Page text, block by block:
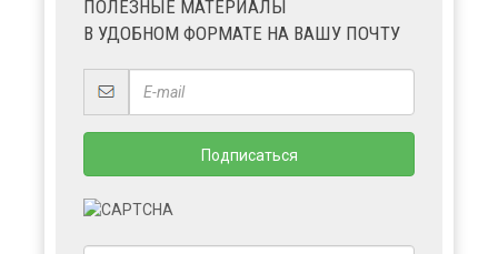
ПОЛЕЗНЫЕ МАТЕРИАЛЫ
В УДОБНОМ ФОРМАТЕ НА ВАШУ ПОЧТУ